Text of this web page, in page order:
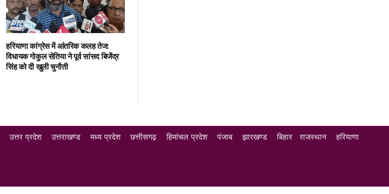
हरियाणा कांग्रेस में आंतरिक कलह तेज:
विधायक गोकुल सेतिया ने पूर्व सांसद बिजेंद्र
सिंह को दी खुली चुनौती
उत्तर प्रदेश उत्तराखण्ड मध्य प्रदेश छत्तीसगढ़ हिमांचल प्रदेश पंजाब झारखण्ड बिहार राजस्थान हरियाणा